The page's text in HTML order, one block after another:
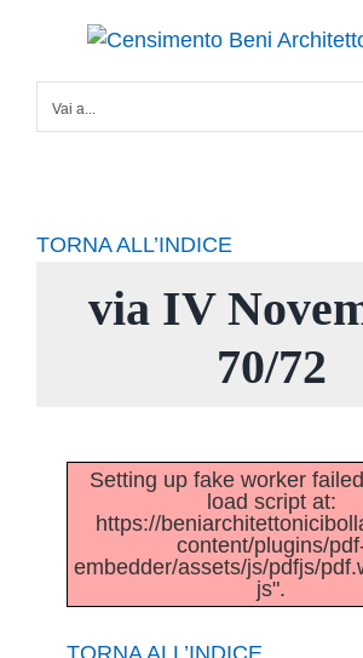
contenuto
Vai a...
TORNA ALL’INDICE
via IV
70/72
Setting up fake worker
load script at:
https://
content/plugins/
embedder/assets/js/pdfjs/
js".
TORNA ALL’INDICE